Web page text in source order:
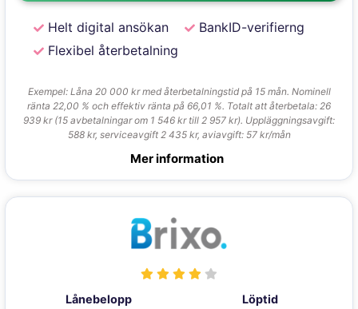
Helt digital ansökan
BankID-verifierng
Flexibel återbetalning
Exempel: Låna 20 000 kr med återbetalningstid på 15 mån. Nominell
ränta 22,00 % och effektiv ränta på 66,01 %. Totalt att återbetala: 26
939 kr (15 avbetalningar om 1 546 kr till 2 957 kr). Uppläggningsavgift:
588 kr, serviceavgift 2 435 kr, aviavgift: 57 kr/mån
Mer information
Lånebelopp Löptid